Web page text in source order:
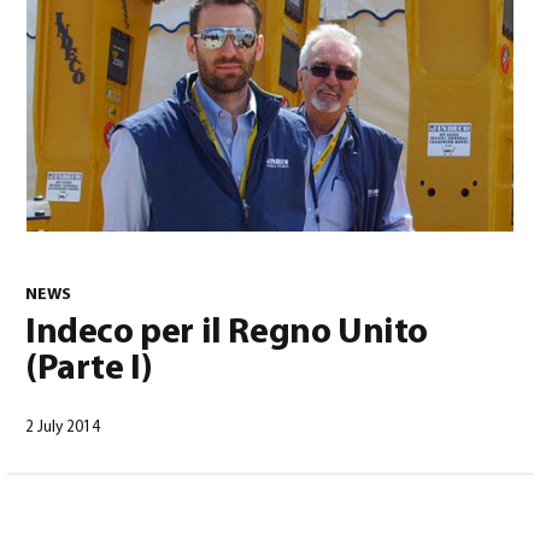
0
Italiano
NEWS
Indeco per il Regno Unito
(Parte I)
2 July 2014